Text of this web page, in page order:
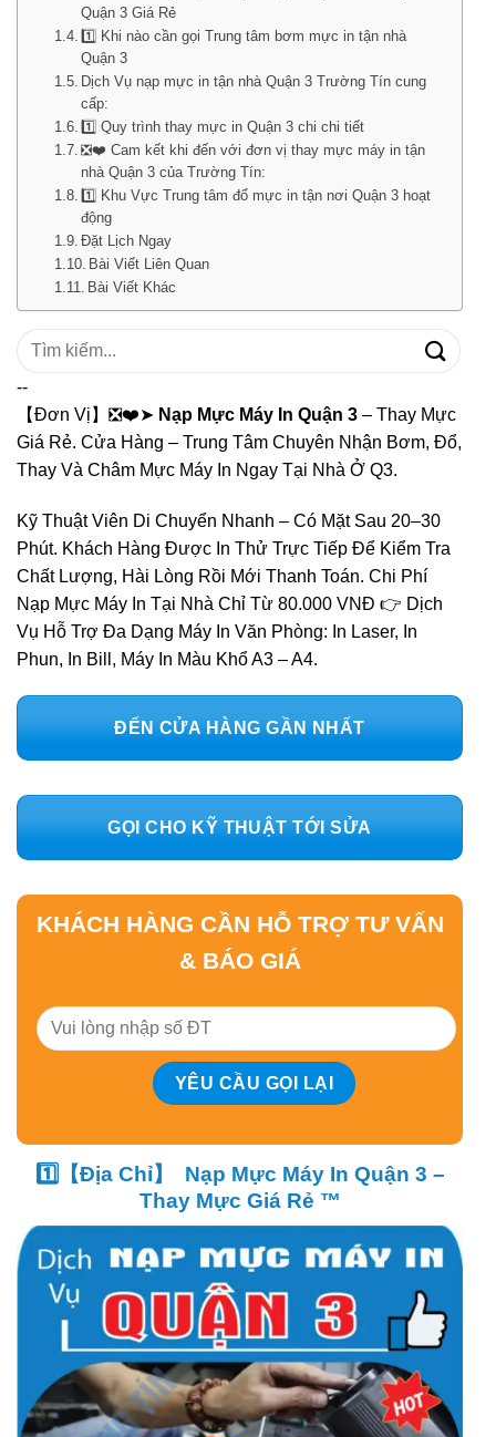
Quận 3 Giá Rẻ
1️⃣ Khi nào cần gọi Trung tâm bơm mực in tận nhà
Quận 3
Dịch Vụ nạp mực in tận nhà Quận 3 Trường Tín cung
cấp:
1️⃣ Quy trình thay mực in Quận 3 chi chi tiết
❎❤️ Cam kết khi đến với đơn vị thay mực máy in tận
nhà Quận 3 của Trường Tín:
1️⃣ Khu Vực Trung tâm đổ mực in tận nơi Quận 3 hoạt
động
Đặt Lịch Ngay
Bài Viết Liên Quan
Bài Viết Khác
Tìm
--
【Đơn Vị】❎❤️➤ Nạp Mực Máy In Quận 3 – Thay Mực
Giá Rẻ. Cửa Hàng – Trung Tâm Chuyên Nhận Bơm, Đổ,
Thay Và Châm Mực Máy In Ngay Tại Nhà Ở Q3.
Kỹ Thuật Viên Di Chuyển Nhanh – Có Mặt Sau 20–30
Phút. Khách Hàng Được In Thử Trực Tiếp Để Kiểm Tra
Chất Lượng, Hài Lòng Rồi Mới Thanh Toán. Chi Phí
Nạp Mực Máy In Tại Nhà Chỉ Từ 80.000 VNĐ 👉 Dịch
Vụ Hỗ Trợ Đa Dạng Máy In Văn Phòng: In Laser, In
Phun, In Bill, Máy In Màu Khổ A3 – A4.
ĐẾN CỬA HÀNG GẦN NHẤT
GỌI CHO KỸ THUẬT TỚI SỬA
KHÁCH HÀNG CẦN HỖ TRỢ TƯ VẤN
& BÁO GIÁ
1️⃣【Địa Chỉ】 Nạp Mực Máy In Quận 3 –
Thay Mực Giá Rẻ ™